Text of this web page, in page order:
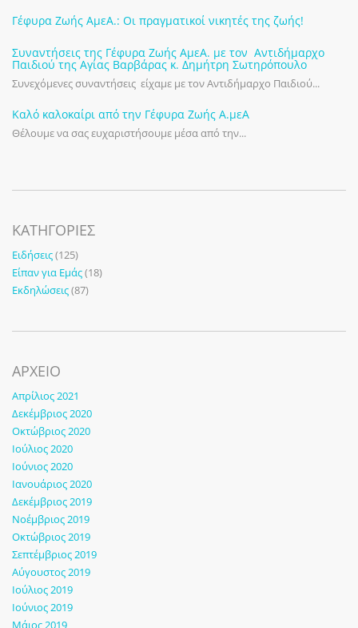
Γέφυρα Ζωής ΑμεΑ.: Οι πραγματικοί νικητές της ζωής!
Συναντήσεις της Γέφυρα Ζωής ΑμεΑ. με τον Αντιδήμαρχο
Παιδιού της Αγίας Βαρβάρας κ. Δημήτρη Σωτηρόπουλο
Συνεχόμενες συναντήσεις είχαμε με τον Αντιδήμαρχο Παιδιού...
Καλό καλοκαίρι από την Γέφυρα Ζωής Α.μεΑ
Θέλουμε να σας ευχαριστήσουμε μέσα από την...
KΑΤΗΓΟΡΊΕΣ
Ειδήσεις(125)
Είπαν για Εμάς(18)
Εκδηλώσεις(87)
ΑΡΧΕΙΟ
Απρίλιος 2021
Δεκέμβριος 2020
Οκτώβριος 2020
Ιούλιος 2020
Ιούνιος 2020
Ιανουάριος 2020
Δεκέμβριος 2019
Νοέμβριος 2019
Οκτώβριος 2019
Σεπτέμβριος 2019
Αύγουστος 2019
Ιούλιος 2019
Ιούνιος 2019
Μάιος 2019